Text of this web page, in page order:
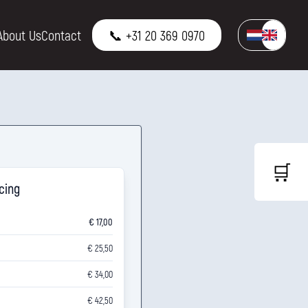
UsContact 📞 +31 20 369 0970
€ 17,00
€ 25,50
€ 34,00
€ 42,50
🛒